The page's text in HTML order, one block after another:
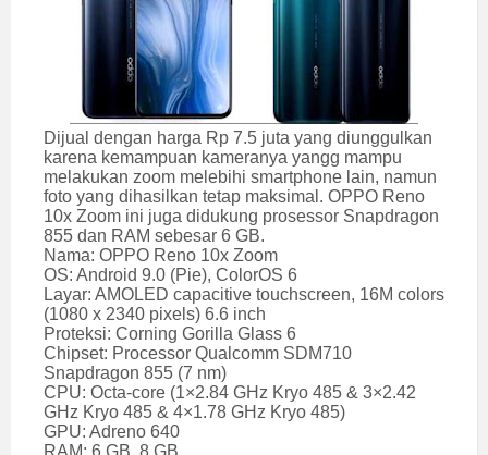
Dijual dengan harga Rp 7.5 juta yang diunggulkan
karena kemampuan kameranya yangg mampu
melakukan zoom melebihi smartphone lain, namun
foto yang dihasilkan tetap maksimal. OPPO Reno
10x Zoom ini juga didukung prosessor Snapdragon
855 dan RAM sebesar 6 GB.
Nama: OPPO Reno 10x Zoom
OS: Android 9.0 (Pie), ColorOS 6
Layar: AMOLED capacitive touchscreen, 16M colors
(1080 x 2340 pixels) 6.6 inch
Proteksi: Corning Gorilla Glass 6
Chipset: Processor Qualcomm SDM710
Snapdragon 855 (7 nm)
CPU: Octa-core (1×2.84 GHz Kryo 485 & 3×2.42
GHz Kryo 485 & 4×1.78 GHz Kryo 485)
GPU: Adreno 640
RAM: 6 GB, 8 GB